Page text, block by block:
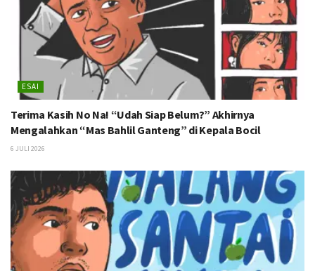
ESAI
Terima Kasih No Na! “Udah Siap Belum?” Akhirnya
Mengalahkan “Mas Bahlil Ganteng” di Kepala Bocil
6 JULI 2026